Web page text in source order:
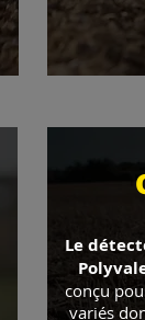
Le
conçu
variés